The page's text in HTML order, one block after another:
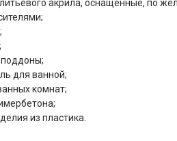
акрила, оснащенные, по
для ванной;
комнат;
из пластика.